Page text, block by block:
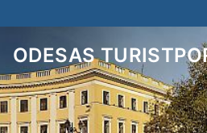
till
innehåll
ODESAS